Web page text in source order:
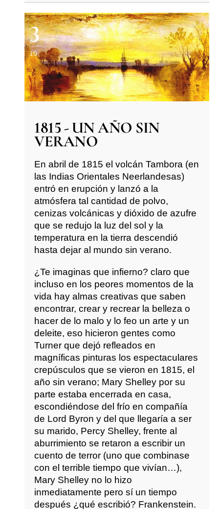
3
10
1815 - UN AÑO SIN
VERANO
En abril de 1815 el volcán Tambora (en
las Indias Orientales Neerlandesas)
entró en erupción y lanzó a la
atmósfera tal cantidad de polvo,
cenizas volcánicas y dióxido de azufre
que se redujo la luz del sol y la
temperatura en la tierra descendió
hasta dejar al mundo sin verano.
¿Te imaginas que infierno? claro que
incluso en los peores momentos de la
vida hay almas creativas que saben
encontrar, crear y recrear la belleza o
hacer de lo malo y lo feo un arte y un
deleite, eso hicieron gentes como
Turner que dejó refleados en
magníficas pinturas los espectaculares
crepúsculos que se vieron en 1815, el
año sin verano; Mary Shelley por su
parte estaba encerrada en casa,
escondiéndose del frío en compañía
de Lord Byron y del que llegaría a ser
su marido, Percy Shelley, frente al
aburrimiento se retaron a escribir un
cuento de terror (uno que combinase
con el terrible tiempo que vivían…),
Mary Shelley no lo hizo
inmediatamente pero sí un tiempo
después ¿qué escribió? Frankenstein.